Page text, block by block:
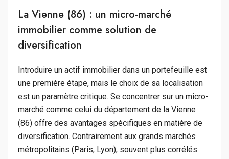
La Vienne (86) : un micro-marché
immobilier comme solution de
diversification
Introduire un actif immobilier dans un portefeuille est
une première étape, mais le choix de sa localisation
est un paramètre critique. Se concentrer sur un micro-
marché comme celui du département de la Vienne
(86) offre des avantages spécifiques en matière de
diversification. Contrairement aux grands marchés
métropolitains (Paris, Lyon), souvent plus corrélés